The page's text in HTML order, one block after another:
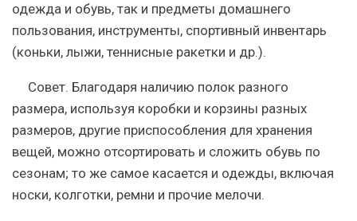
одежда и обувь, так и предметы домашнего
пользования, инструменты, спортивный инвентарь
(коньки, лыжи, теннисные ракетки и др.).
Совет. Благодаря наличию полок разного
размера, используя коробки и корзины разных
размеров, другие приспособления для хранения
вещей, можно отсортировать и сложить обувь по
сезонам; то же самое касается и одежды, включая
носки, колготки, ремни и прочие мелочи.